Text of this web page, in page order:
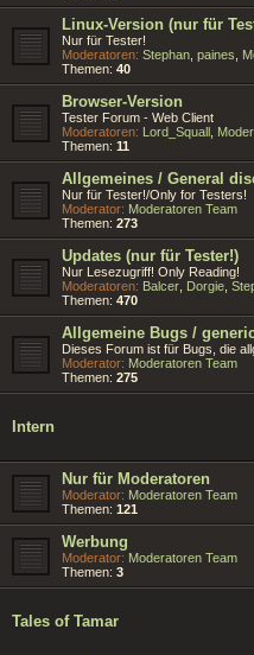
Linux-Version (nur für
Nur für Tester!
Moderatoren: Stephan paines
Themen: 40
Browser-Version
Tester Forum - Web Client
Moderatoren: Lord_Squall
Themen: 11
Allgemeines / General
Nur für Tester!/Only for Testers!
Moderator: Moderatoren Team
Themen: 273
Updates (nur für Tester!)
Nur Lesezugriff! Only Reading!
Moderatoren: Balcer Dorgie
Themen: 470
Allgemeine Bugs /
Dieses Forum ist für Bugs, die
Moderator: Moderatoren Team
Themen: 275
Intern
Nur für Moderatoren
Moderator: Moderatoren Team
Themen: 121
Werbung
Moderator: Moderatoren Team
Themen: 3
Tales of Tamar